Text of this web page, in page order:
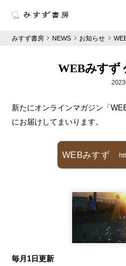
みすず書房 NEWS お知らせ
WEBみすず
新たにオンラインマガジン「
にお届けしてまいります。
WEBみすず
毎月1日更新